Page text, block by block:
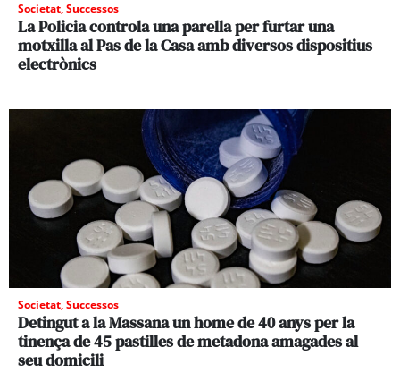
Societat,Successos
La Policia controla una parella per furtar una
motxilla al Pas de la Casa amb diversos dispositius
electrònics
Societat,Successos
Detingut a la Massana un home de 40 anys per la
tinença de 45 pastilles de metadona amagades al
seu domicili